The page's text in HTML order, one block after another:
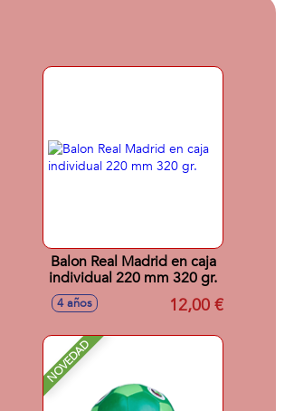
Balon Real Madrid en caja
individual 220 mm 320 gr.
4 años 12,00 €
NOVEDAD